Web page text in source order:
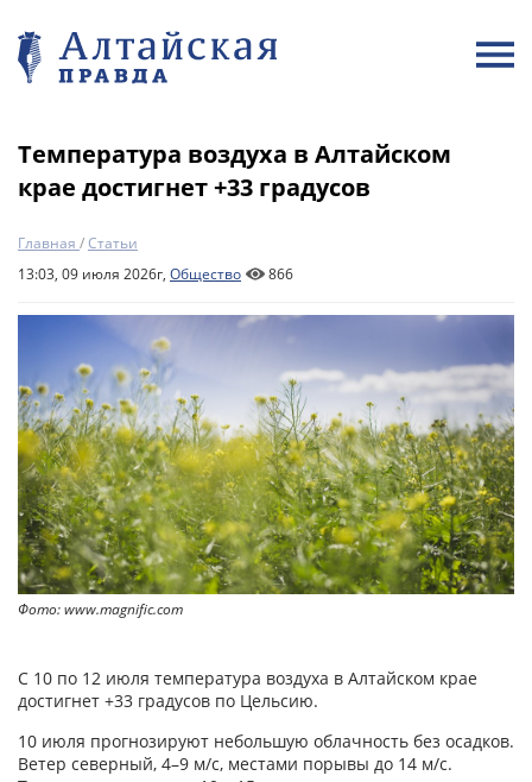
Температура воздуха в Алтайском
крае достигнет +33 градусов
Главная /Статьи
13:03, 09 июля 2026г, Общество 866
Фото: www.magnific.com
С 10 по 12 июля температура воздуха в Алтайском крае
достигнет +33 градусов по Цельсию.
10 июля прогнозируют небольшую облачность без осадков.
Ветер северный, 4–9 м/с, местами порывы до 14 м/с.